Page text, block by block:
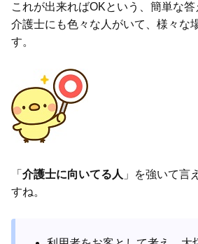
これが出来ればOKという、簡単な答
介護士にも色々な人がいて、様々な
す。
「 介護士に向いてる人 」を強いて言
すね。